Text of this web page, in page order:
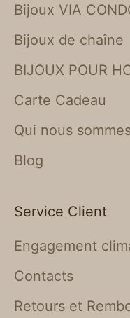
Bijoux VIA
Bijoux de chaîne
BIJOUX POUR
Carte Cadeau
Qui nous
Blog
Service Client
Engagement
Contacts
Retours et